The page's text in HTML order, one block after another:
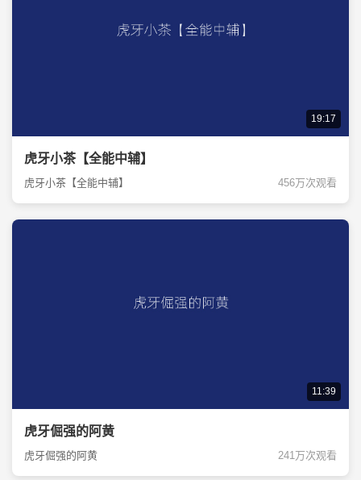
19:17
虎牙小茶【全能中辅】
虎牙小茶【全能中辅】 456万次观看
11:39
虎牙倔强的阿黄
虎牙倔强的阿黄 241万次观看